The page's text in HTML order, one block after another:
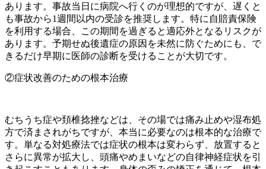
あります。事故当日に病院へ行くのが理想的ですが、遅くと
も事故から1週間以内の受診を推奨します。特に自賠責保険
を利用する場合、この期間を過ぎると適応外となるリスクが
あります。予期せぬ後遺症の原因を未然に防ぐためにも、で
きるだけ早期に医師の診断を受けることが大切です。
②症状改善のための根本治療
むちうち症や頚椎捻挫などは、その場では痛み止めや湿布処
方で済まされがちですが、本当に必要なのは根本的な治療で
す。単なる対処療法では症状の根本は変わらず、放置すると
さらに異常が拡大し、頭痛やめまいなどの自律神経症状を引